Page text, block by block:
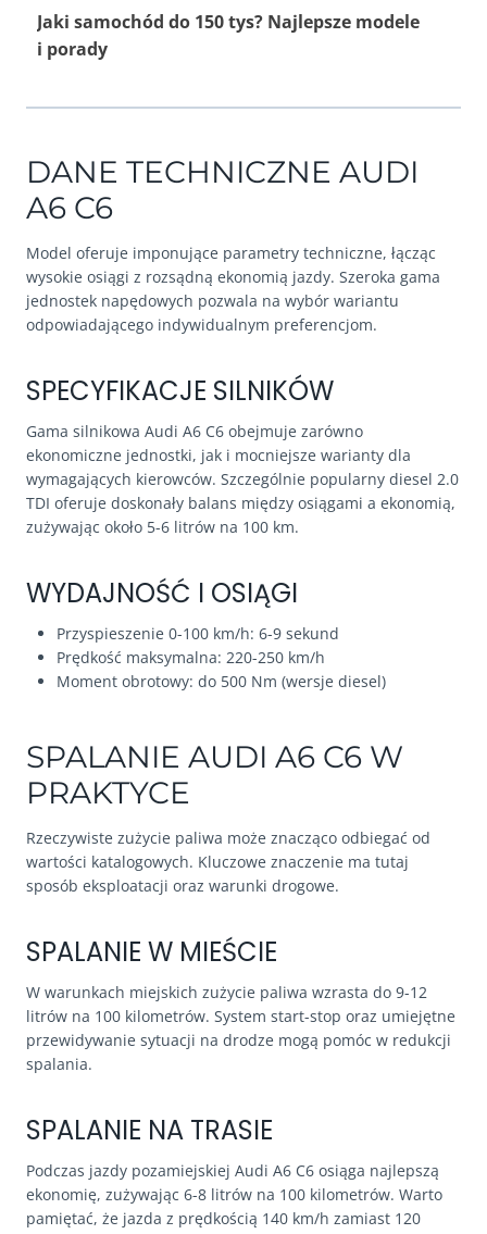
Jaki samochód do 150 tys? Najlepsze modele
i porady
DANE TECHNICZNE AUDI
A6 C6
Model oferuje imponujące parametry techniczne, łącząc
wysokie osiągi z rozsądną ekonomią jazdy. Szeroka gama
jednostek napędowych pozwala na wybór wariantu
odpowiadającego indywidualnym preferencjom.
SPECYFIKACJE SILNIKÓW
Gama silnikowa Audi A6 C6 obejmuje zarówno
ekonomiczne jednostki, jak i mocniejsze warianty dla
wymagających kierowców. Szczególnie popularny diesel 2.0
TDI oferuje doskonały balans między osiągami a ekonomią,
zużywając około 5-6 litrów na 100 km.
WYDAJNOŚĆ I OSIĄGI
Przyspieszenie 0-100 km/h: 6-9 sekund
Prędkość maksymalna: 220-250 km/h
Moment obrotowy: do 500 Nm (wersje diesel)
SPALANIE AUDI A6 C6 W
PRAKTYCE
Rzeczywiste zużycie paliwa może znacząco odbiegać od
wartości katalogowych. Kluczowe znaczenie ma tutaj
sposób eksploatacji oraz warunki drogowe.
SPALANIE W MIEŚCIE
W warunkach miejskich zużycie paliwa wzrasta do 9-12
litrów na 100 kilometrów. System start-stop oraz umiejętne
przewidywanie sytuacji na drodze mogą pomóc w redukcji
spalania.
SPALANIE NA TRASIE
Podczas jazdy pozamiejskiej Audi A6 C6 osiąga najlepszą
ekonomię, zużywając 6-8 litrów na 100 kilometrów. Warto
pamiętać, że jazda z prędkością 140 km/h zamiast 120